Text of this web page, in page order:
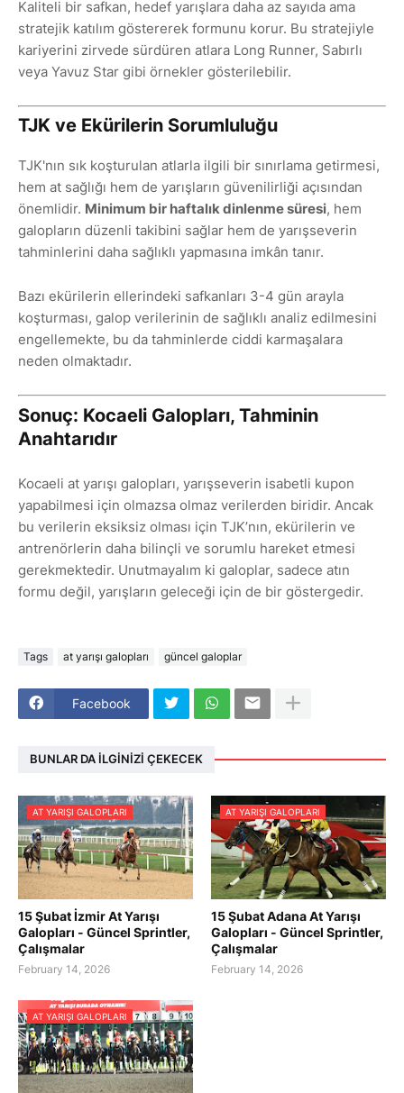
Kaliteli bir safkan, hedef yarışlara daha az sayıda ama
stratejik katılım göstererek formunu korur. Bu stratejiyle
kariyerini zirvede sürdüren atlara Long Runner, Sabırlı
veya Yavuz Star gibi örnekler gösterilebilir.
TJK ve Ekürilerin Sorumluluğu
TJK'nın sık koşturulan atlarla ilgili bir sınırlama getirmesi,
hem at sağlığı hem de yarışların güvenilirliği açısından
önemlidir. Minimum bir haftalık dinlenme süresi, hem
galopların düzenli takibini sağlar hem de yarışseverin
tahminlerini daha sağlıklı yapmasına imkân tanır.
Bazı ekürilerin ellerindeki safkanları 3-4 gün arayla
koşturması, galop verilerinin de sağlıklı analiz edilmesini
engellemekte, bu da tahminlerde ciddi karmaşalara
neden olmaktadır.
Sonuç: Kocaeli Galopları, Tahminin
Anahtarıdır
Kocaeli at yarışı galopları, yarışseverin isabetli kupon
yapabilmesi için olmazsa olmaz verilerden biridir. Ancak
bu verilerin eksiksiz olması için TJK’nın, ekürilerin ve
antrenörlerin daha bilinçli ve sorumlu hareket etmesi
gerekmektedir. Unutmayalım ki galoplar, sadece atın
formu değil, yarışların geleceği için de bir göstergedir.
Tags at yarışı galopları güncel galoplar
Facebook
BUNLAR DA İLGINIZI ÇEKECEK
AT YARIŞI GALOPLARI
15 Şubat İzmir At Yarışı
Galopları - Güncel Sprintler,
Çalışmalar
February 14, 2026
AT YARIŞI GALOPLARI
15 Şubat Adana At Yarışı
Galopları - Güncel Sprintler,
Çalışmalar
February 14, 2026
AT YARIŞI GALOPLARI